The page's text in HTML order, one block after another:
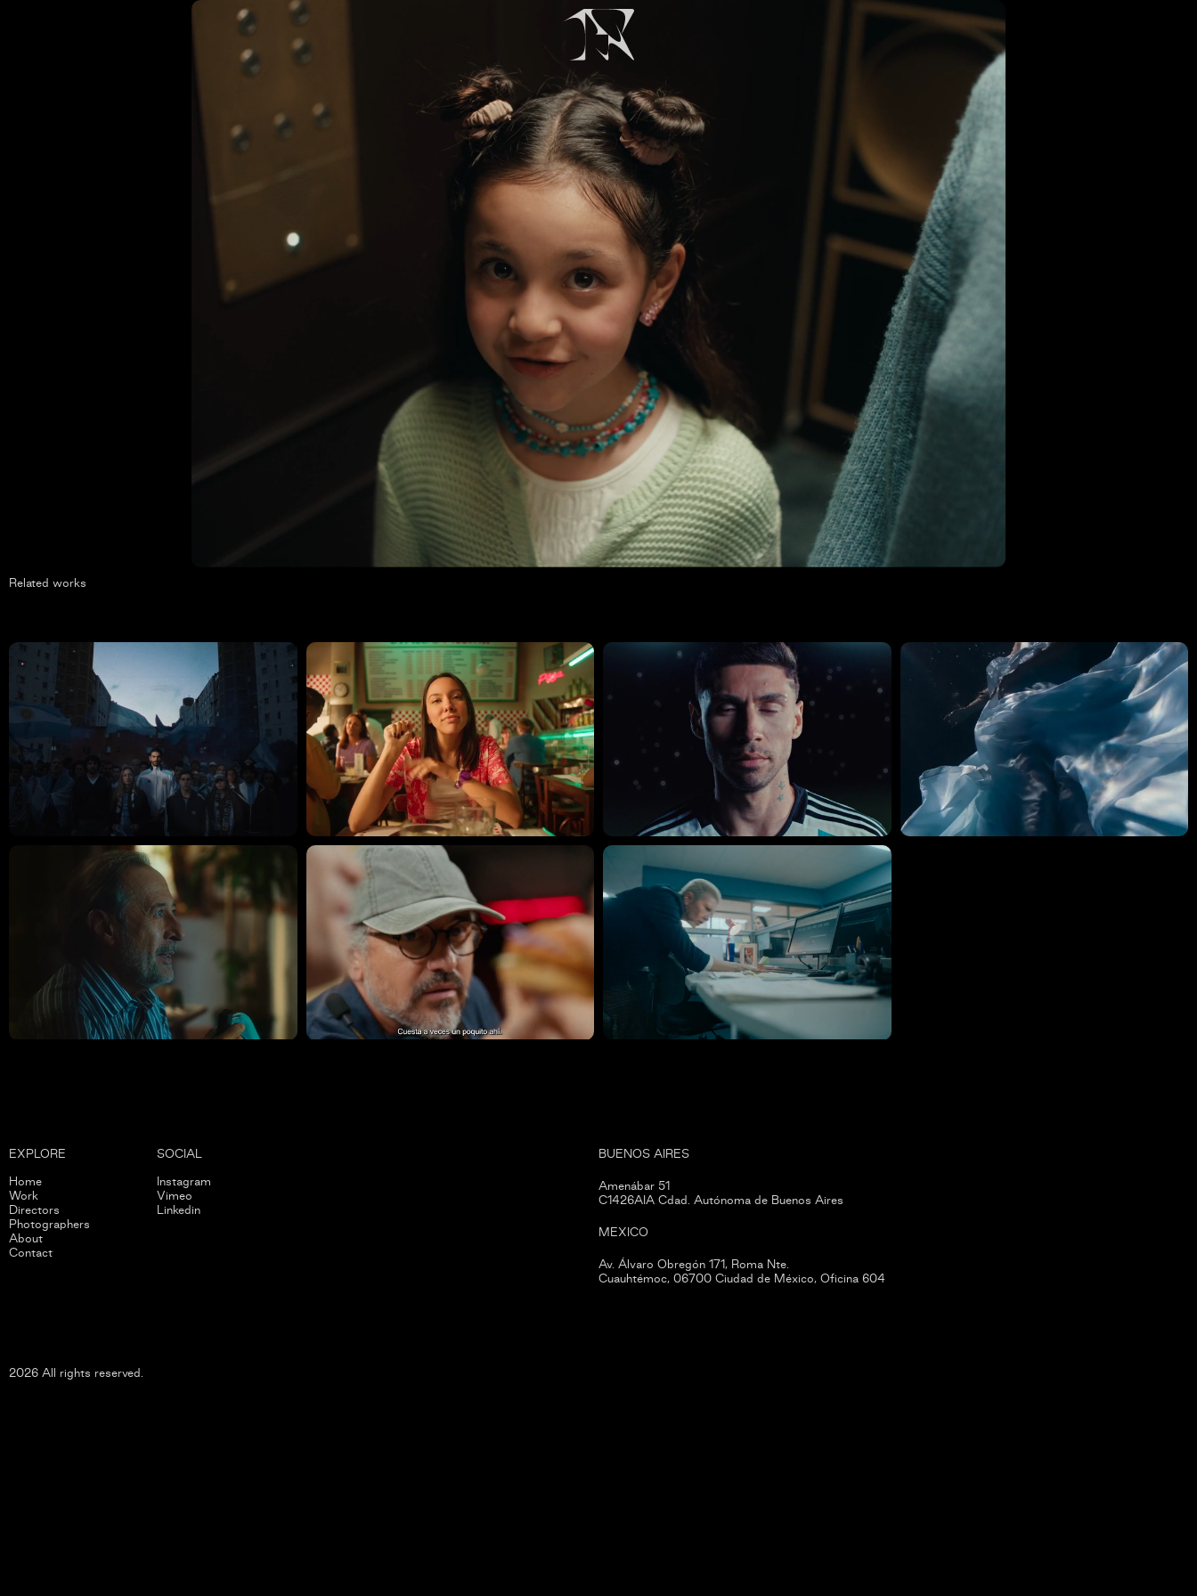
Related works
EXPLORE
Home
Work
Directors
Photographers
About
Contact
SOCIAL
Instagram
Vimeo
Linkedin
BUENOS AIRES
Amenábar 51
C1426AIA Cdad. Autónoma de Buenos Aires
MEXICO
Av. Álvaro Obregón 171, Roma Nte.
Cuauhtémoc, 06700 Ciudad de México, Oficina 604
2026 All rights reserved.